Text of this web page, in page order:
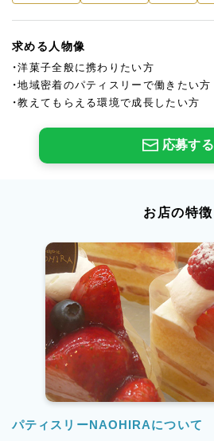
求める人物像
・洋菓子全般に携わりたい方
・地域密着のパティスリーで働きたい方
・教えてもらえる環境で成長したい方
応募する
お店の特徴
パティスリーNAOHIRAについて